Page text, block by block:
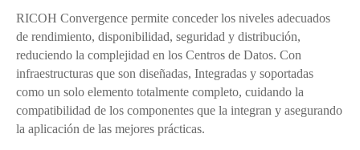
RICOH Convergence permite conceder los niveles adecuados
de rendimiento, disponibilidad, seguridad y distribución,
reduciendo la complejidad en los Centros de Datos. Con
infraestructuras que son diseñadas, Integradas y soportadas
como un solo elemento totalmente completo, cuidando la
compatibilidad de los componentes que la integran y asegurando
la aplicación de las mejores prácticas.